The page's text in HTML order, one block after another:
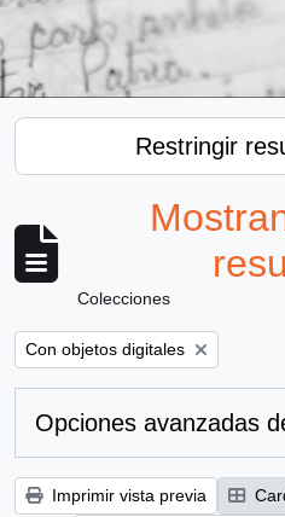
Restringir
Colecciones
Remove filter:
Con objetos digitales
Opciones avanzadas
Imprimir vista previa